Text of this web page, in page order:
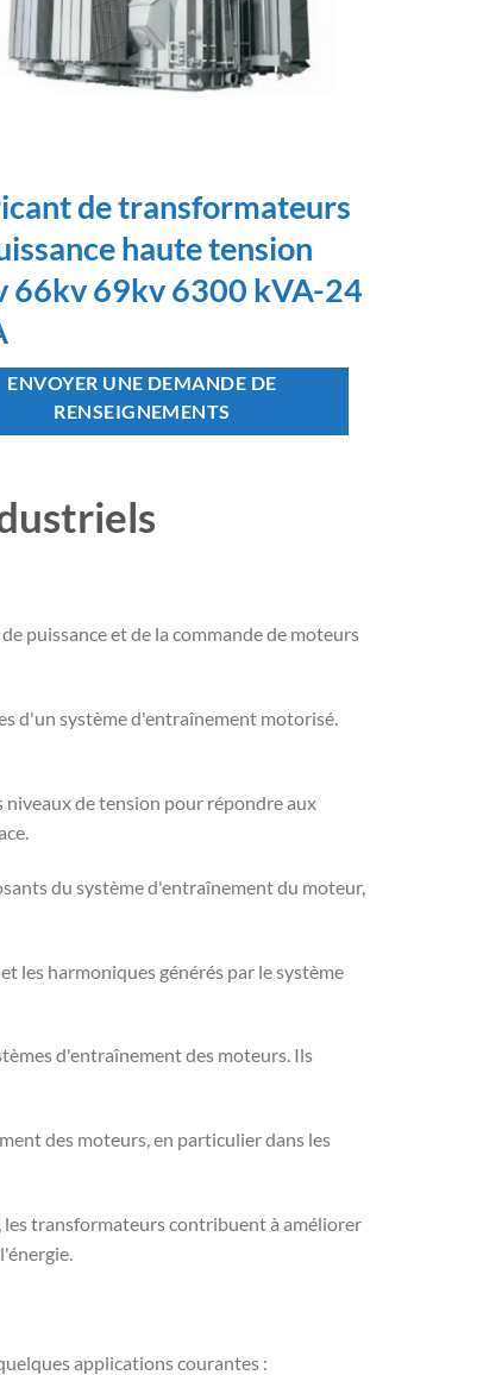
de transformateurs
haute tension
66kv 69kv 6300 kVA-24
ENVOYER UNE DEMANDE DE
RENSEIGNEMENTS
puissance et de la commande de moteurs
d'un système d'entraînement motorisé.
niveaux de tension pour répondre aux
du système d'entraînement du moteur,
les harmoniques générés par le système
d'entraînement des moteurs. Ils
des moteurs, en particulier dans les
transformateurs contribuent à améliorer
applications courantes :